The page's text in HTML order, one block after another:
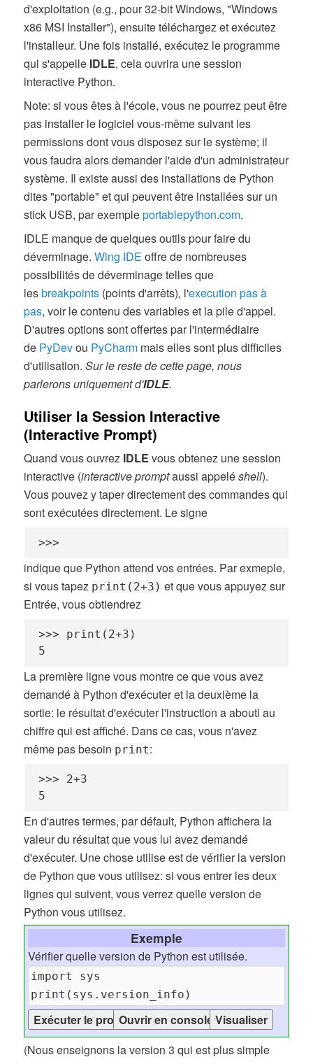
d'exploitation (e.g., pour 32-bit Windows, "Windows
x86 MSI Installer"), ensuite téléchargez et exécutez
l'installeur. Une fois installé, exécutez le programme
qui s'appelle IDLE, cela ouvrira une session
interactive Python.
Note: si vous êtes à l'école, vous ne pourrez peut être
pas installer le logiciel vous-même suivant les
permissions dont vous disposez sur le système; il
vous faudra alors demander l'aide d'un administrateur
système. Il existe aussi des installations de Python
dites "portable" et qui peuvent être installées sur un
stick USB, par exempleportablepython.com.
IDLE manque de quelques outils pour faire du
déverminage.Wing IDE offre de nombreuses
possibilités de déverminage telles que
lesbreakpoints (points d'arrêts), l'execution pas à
pas, voir le contenu des variables et la pile d'appel.
D'autres options sont offertes par l'intermédiaire
de PyDevou PyCharm mais elles sont plus difficiles
d'utilisation.Sur le reste de cette page, nous
parlerons uniquement d'IDLE.
Utiliser la Session Interactive
(Interactive Prompt)
Quand vous ouvrez IDLE vous obtenez une session
interactive (interactive promptaussi appeléshell).
Vous pouvez y taper directement des commandes qui
sont exécutées directement. Le signe
>>>
indique que Python attend vos entrées. Par exmeple,
si vous tapez print(2+3) et que vous appuyez sur
Entrée, vous obtiendrez
>>> print(2+3)
5
La première ligne vous montre ce que vous avez
demandé à Python d'exécuter et la deuxième la
sortie: le résultat d'exécuter l'instruction a abouti au
chiffre qui est affiché. Dans ce cas, vous n'avez
même pas besoin print:
>>> 2+3
5
En d'autres termes, par défault, Python affichera la
valeur du résultat que vous lui avez demandé
d'exécuter. Une chose utilise est de vérifier la version
de Python que vous utilisez: si vous entrer les deux
lignes qui suivent, vous verrez quelle version de
Python vous utilisez.
Exemple
Vérifier quelle version de Python est utilisée.
(Nous enseignons la version 3 qui est plus simple